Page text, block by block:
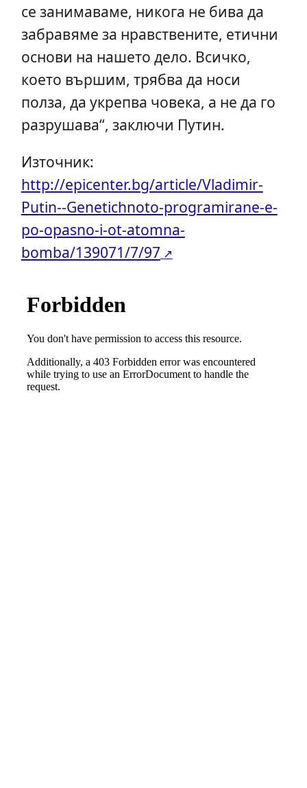
се занимаваме, никога не бива да
забравяме за нравствените, етични
основи на нашето дело. Всичко,
което вършим, трябва да носи
полза, да укрепва човека, а не да го
разрушава“, заключи Путин.
Източник:
http://epicenter.bg/article/Vladimir-
Putin--Genetichnoto-programirane-e-
po-opasno-i-ot-atomna-
bomba/139071/7/97